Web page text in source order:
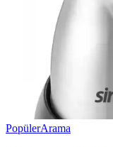
PopülerArama